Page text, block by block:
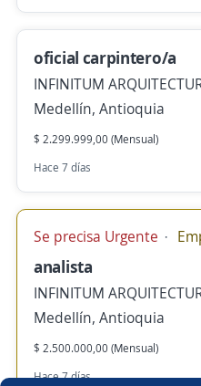
oficial carpintero/a
INFINITUM
Medellín, Antioquia
$ 2.299.999,00 (Mensual)
Hace 7 días
Se precisa Urgente
analista
INFINITUM
Medellín, Antioquia
$ 2.500.000,00 (Mensual)
Hace 7 días